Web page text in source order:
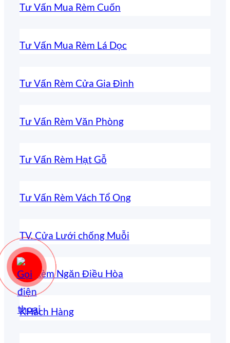
Tư Vấn Mua Rèm Cuốn
Tư Vấn Mua Rèm Lá Dọc
Tư Vấn Rèm Cửa Gia Đình
Tư Vấn Rèm Văn Phòng
Tư Vấn Rèm Hạt Gỗ
Tư Vấn Rèm Vách Tổ Ong
TV. Cửa Lưới chống Muỗi
TV. Rèm Ngăn Điều Hòa
KHách Hàng